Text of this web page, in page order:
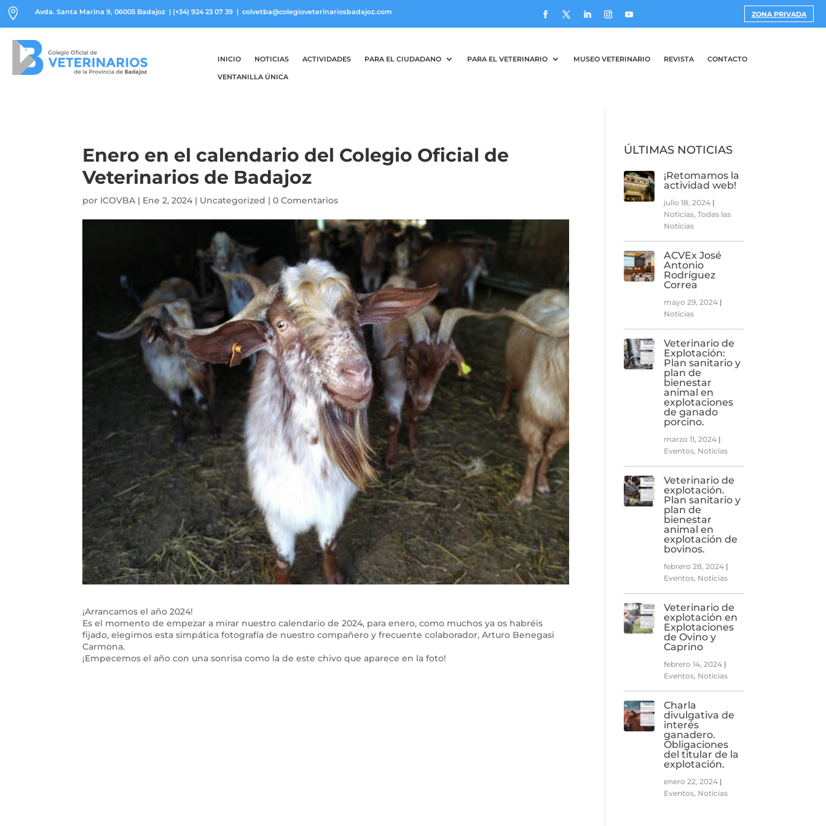
 Avda. Santa Marina 9, 06005 Badajoz | (+34) 924 23 07 39 | colvetba@colegioveterinariosbadajoz.com ZONA PRIVADA
INICIO NOTICIAS ACTIVIDADES PARA EL CIUDADANO PARA EL VETERINARIO MUSEO VETERINARIO REVISTA CONTACTO
VENTANILLA ÚNICA
Enero en el calendario del Colegio Oficial de
Veterinarios de Badajoz
por ICOVBA | Ene 2, 2024 | Uncategorized |0 Comentarios
¡Arrancamos el año 2024!
Es el momento de empezar a mirar nuestro calendario de 2024, para enero, como muchos ya os habréis
fijado, elegimos esta simpática fotografía de nuestro compañero y frecuente colaborador, Arturo Benegasi
Carmona.
¡Empecemos el año con una sonrisa como la de este chivo que aparece en la foto!
ÚLTIMAS NOTICIAS
¡Retomamos la
actividad web!
julio 18, 2024 |
Noticias,Todas las
Noticias
ACVEx José
Antonio
Rodríguez
Correa
mayo 29, 2024 |
Noticias
Veterinario de
Explotación:
Plan sanitario y
plan de
bienestar
animal en
explotaciones
de ganado
porcino.
marzo 11, 2024 |
Eventos, Noticias
Veterinario de
explotación.
Plan sanitario y
plan de
bienestar
animal en
explotación de
bovinos.
febrero 28, 2024 |
Eventos, Noticias
Veterinario de
explotación en
Explotaciones
de Ovino y
Caprino
febrero 14, 2024 |
Eventos, Noticias
Charla
divulgativa de
interés
ganadero.
Obligaciones
del titular de la
explotación.
enero 22, 2024 |
Eventos, Noticias